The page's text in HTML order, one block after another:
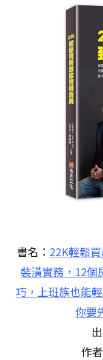
書名： 22K輕鬆
裝潢實務，12個
巧，上班族也能
你要
作